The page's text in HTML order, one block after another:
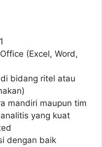
(Excel, Word,
bidang ritel atau
mandiri maupun tim
yang kuat
dengan baik